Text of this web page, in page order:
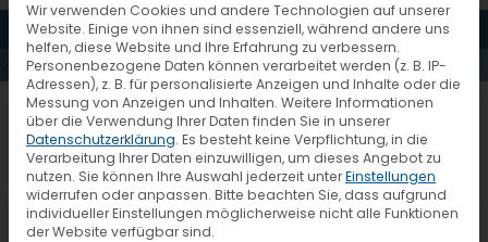
MENÜ
NKOGELNIK
Wir verwenden Cookies und andere Technologien auf unserer
Website. Einige von ihnen sind essenziell, während andere uns
helfen, diese Website und Ihre Erfahrung zu verbessern.
Personenbezogene Daten können verarbeitet werden (z. B. IP-
Adressen), z. B. für personalisierte Anzeigen und Inhalte oder die
Messung von Anzeigen und Inhalten. Weitere Informationen
über die Verwendung Ihrer Daten finden Sie in unserer
Datenschutzerklärung. Es besteht keine Verpflichtung, in die
Verarbeitung Ihrer Daten einzuwilligen, um dieses Angebot zu
nutzen. Sie können Ihre Auswahl jederzeit unterEinstellungen
widerrufen oder anpassen. Bitte beachten Sie, dass aufgrund
individueller Einstellungen möglicherweise nicht alle Funktionen
der Website verfügbar sind.